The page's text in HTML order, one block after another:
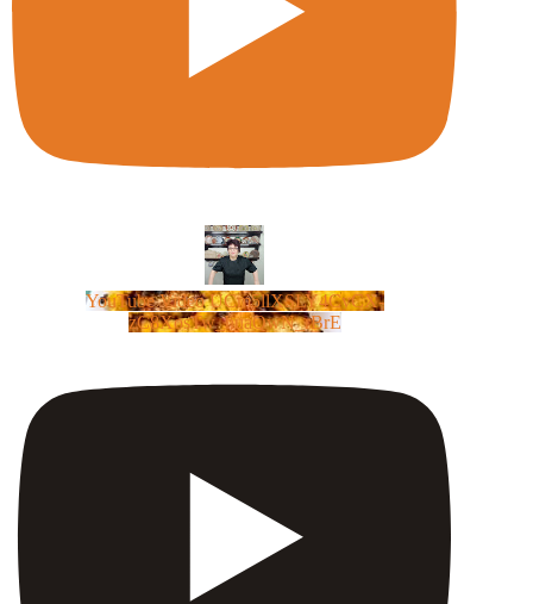
YouTube Video UCm5llXSLY4CyCX-
zC8XosTw_huaQwN_rBrE